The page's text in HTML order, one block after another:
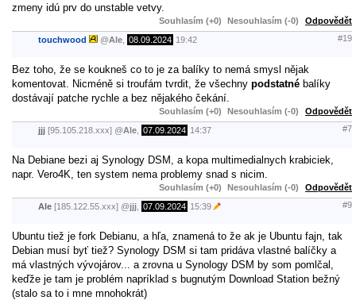
zmeny idú prv do unstable vetvy.
Souhlasím (+0) Nesouhlasím (-0) Odpovědět
touchwood @Ale 08.09.2024 19:42 #19
Bez toho, že se koukneš co to je za balíky to nemá smysl nějak
komentovat. Nicméně si troufám tvrdit, že všechny podstatné balíky
dostávají patche rychle a bez nějakého čekání.
Souhlasím (+0) Nesouhlasím (-0) Odpovědět
jjj [95.105.218.xxx] @Ale 07.09.2024 14:37 #7
Na Debiane bezi aj Synology DSM, a kopa multimedialnych krabiciek,
napr. Vero4K, ten system nema problemy snad s nicim.
Souhlasím (+0) Nesouhlasím (-0) Odpovědět
Ale [185.122.55.xxx] @jjj 07.09.2024 15:39 #9
Ubuntu tiež je fork Debianu, a hľa, znamená to že ak je Ubuntu fajn, tak
Debian musí byť tiež? Synology DSM si tam pridáva vlastné balíčky a
má vlastných vývojárov... a zrovna u Synology DSM by som pomlčal,
keďže je tam je problém napríklad s bugnutým Download Station bežný
(stalo sa to i mne mnohokrát)